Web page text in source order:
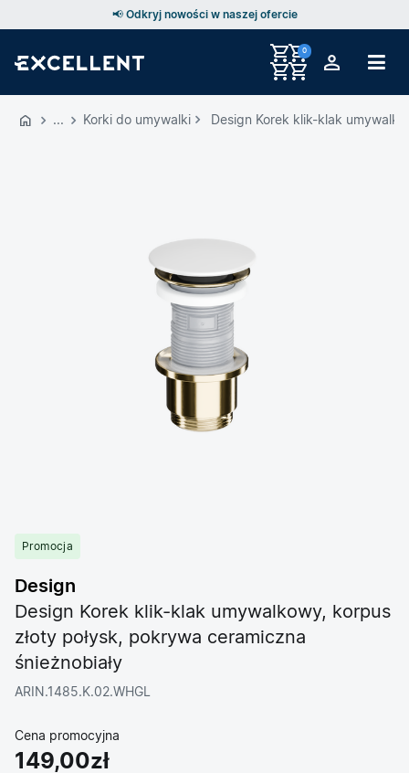
WYSZUKIWARKI
📢 Odkryj nowości w naszej ofercie
0
Korki do umywalki Design Korek klik-klak
Promocja
Design
Design Korek klik-klak umywalkowy, korpus
złoty połysk, pokrywa ceramiczna
śnieżnobiały
ARIN.1485.K.02.WHGL
Cena promocyjna
149,00zł